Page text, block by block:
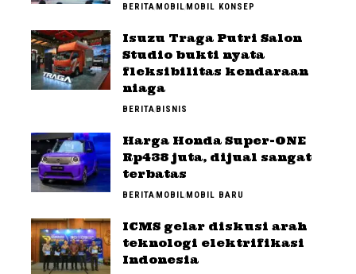
BERITAMOBILMOBIL KONSEP
Isuzu Traga Putri Salon
Studio bukti nyata
fleksibilitas kendaraan
niaga
BERITABISNIS
Harga Honda Super-ONE
Rp438 juta, dijual sangat
terbatas
BERITAMOBILMOBIL BARU
ICMS gelar diskusi arah
teknologi elektrifikasi
Indonesia